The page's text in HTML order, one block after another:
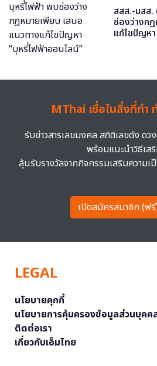
สสส.-มสส
ช่องว่างกฎ
แก้ไขปัญห
MThai เชื่อในสิ่งที่ทำ
รับข่าวสารเลขมงคล สถิติเลขดัง ดว
พร้อมแนะนำวิธีเส
ลุ้นรับรางวัลจากกิจกรรมเสริมความ
เปิดสมัครสมาชิก (ฟ
LEGAL
นโยบายคุกกี้
นโยบายการคุ้มครองข้อมูลส่วนบุคค
ติดต่อเรา
เกี่ยวกับเอ็มไทย